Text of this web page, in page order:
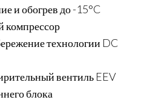
и обогрев до -15°C
компрессор
технологии DC
вентиль EEV
блока